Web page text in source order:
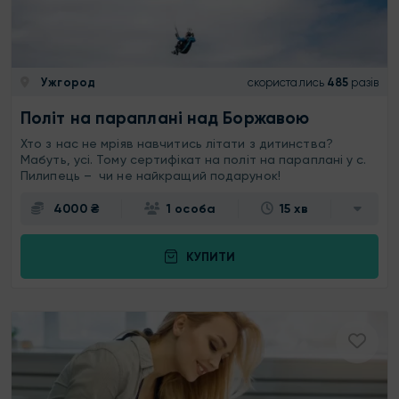
Ужгород скористались 485 разів
Політ на параплані над Боржавою
Хто з нас не мріяв навчитись літати з дитинства?
Мабуть, усі. Тому сертифікат на політ на параплані у с.
Пилипець – чи не найкращий подарунок!
4000 ₴ 1 особа 15 хв
КУПИТИ